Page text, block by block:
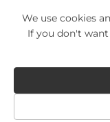
Copyright ©
We use cookies
If you don't